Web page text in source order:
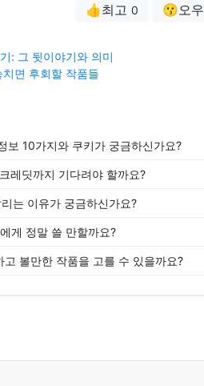
👍최고 0 😗오우
: 그 뒷이야기와 의미
면 후회할 작품들
보 10가지와 쿠키가 궁금하신가요?
레딧까지 기다려야 할까요?
는 이유가 궁금하신가요?
게 정말 쓸 만할까요?
볼만한 작품을 고를 수 있을까요?